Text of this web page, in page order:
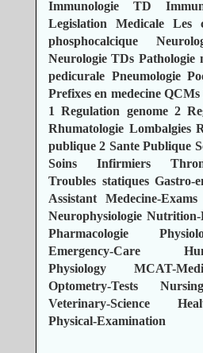
Immunologie TD
Legislation Medicale
Les
phosphocalcique
Neurologie TDs Pathologie
pedicurale Pneumologie
Prefixes en medecine QCMs
1
Regulation genome 2
Rhumatologie Lombalgies
publique 2 Sante Publique
Soins Infirmiers
Troubles statiques Gastro-
Assistant
Medecine-Exams
Neurophysiologie Nutrition-
Pharmacologie
Emergency-Care
Physiology
MCAT-
Optometry-Tests
Veterinary-Science
Physical-Examination